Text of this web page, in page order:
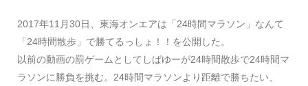
2017年11月30日、東海オンエアは「24時間マラソン」なんて
「24時間散歩」で勝てるっしょ！！を公開した。
以前の動画の罰ゲームとしてしばゆーが24時間散歩で24時間マ
ラソンに勝負を挑む。24時間マラソンより距離で勝ちたい、